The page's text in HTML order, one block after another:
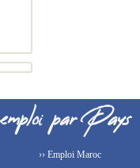
›› Emploi Maroc